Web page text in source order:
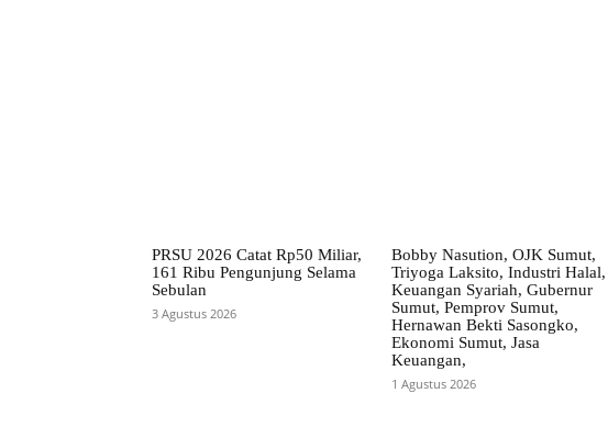
PRSU 2026 Catat Rp50 Miliar,
161 Ribu Pengunjung Selama
Sebulan
3 Agustus 2026
Bobby Nasution, OJK Sumut,
Triyoga Laksito, Industri Halal,
Keuangan Syariah, Gubernur
Sumut, Pemprov Sumut,
Hernawan Bekti Sasongko,
Ekonomi Sumut, Jasa
Keuangan,
1 Agustus 2026